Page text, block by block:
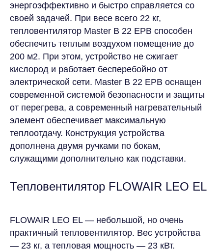
энергоэффективно и быстро справляется со
своей задачей. При весе всего 22 кг,
тепловентилятор Master B 22 EPB способен
обеспечить теплым воздухом помещение до
200 м2. При этом, устройство не сжигает
кислород и работает бесперебойно от
электрической сети. Master B 22 EPB оснащен
современной системой безопасности и защиты
от перегрева, а современный нагревательный
элемент обеспечивает максимальную
теплоотдачу. Конструкция устройства
дополнена двумя ручками по бокам,
служащими дополнительно как подставки.
Тепловентилятор FLOWAIR LEO EL
FLOWAIR LEO EL — небольшой, но очень
практичный тепловентилятор. Вес устройства
— 23 кг, а тепловая мощность — 23 кВт.
АРЕНДА ДЛЯ МЕРОПРИЯТИЙ
ОТКРЫТЫЕ ПРОСТРАНСТВА
ВЫСТАВКИ
ИВЕНТ КОМФОРТ
О КОМПАНИИ
ПРОЕКТЫ
БЛОГ
ВОПРОС-ОТВЕТ
КОНТАКТЫ
АРЕНДА ОБОРУДОВАНИЯ
КОНДИЦИОНЕРЫ
ТЕПЛОВОЕ
ВЕНТИЛЯЦИОННОЕ
ОБОРУДОВАНИЕ
КОНДИЦИОНЕРЫ
ОБОГРЕВАТЕЛИ
ИНФРАКРАСНЫЕ
ТЕПЛОВЕНТИЛЯТОРЫ
ТЕПЛОВЫЕ ПУШКИ
ТЕПЛОВЫЕ ЗАВЕСЫ
ОБОГРЕВАТЕЛИ
Политика конфиденциальности
ИНН 540536429249